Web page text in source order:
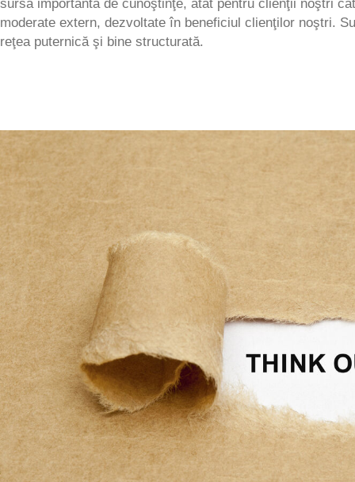
sursă importantă de cunoştinţe, atât pentru clienţii noştri
moderate extern, dezvoltate în beneficiul clienţilor noştri.
reţea puternică şi bine structurată.